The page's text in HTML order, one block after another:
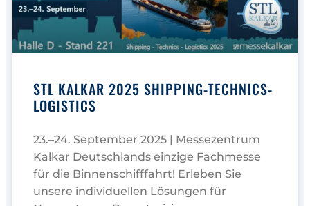
STL KALKAR 2025 SHIPPING-TECHNICS-
LOGISTICS
23.–24. September 2025 | Messezentrum
Kalkar Deutschlands einzige Fachmesse
für die Binnenschifffahrt! Erleben Sie
unsere individuellen Lösungen für